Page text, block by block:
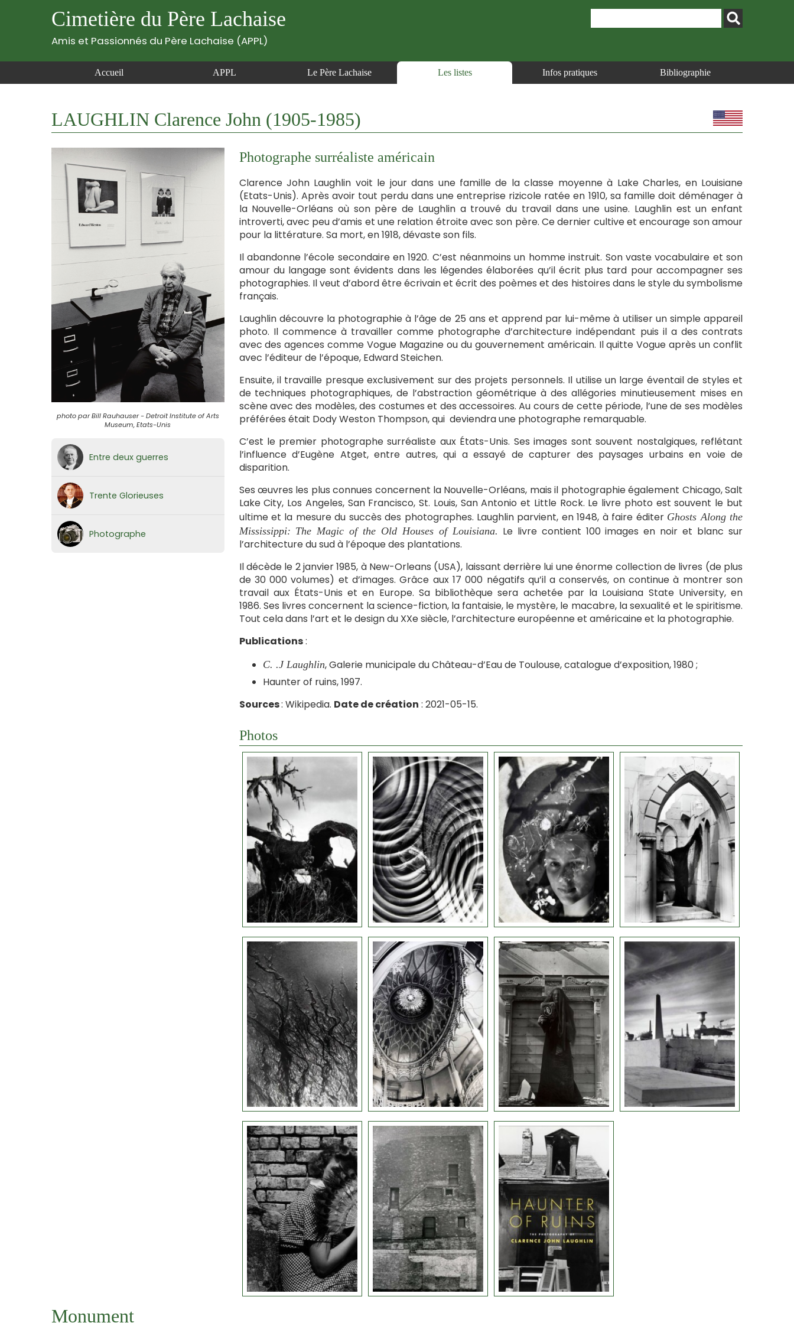
Cimetière du Père Lachaise
Amis et Passionnés du Père Lachaise (APPL)
Accueil APPL Le Père Lachaise Les listes Infos pratiques Bibliographie
LAUGHLIN Clarence John (1905-1985)
photo par Bill Rauhauser - Detroit Institute of Arts
Museum, Etats-Unis
Entre deux guerres
Trente Glorieuses
Photographe
Photographe surréaliste américain
Clarence John Laughlin voit le jour dans une famille de la classe moyenne à Lake Charles, en Louisiane
(Etats-Unis). Après avoir tout perdu dans une entreprise rizicole ratée en 1910, sa famille doit déménager à
la Nouvelle-Orléans où son père de Laughlin a trouvé du travail dans une usine. Laughlin est un enfant
introverti, avec peu d’amis et une relation étroite avec son père. Ce dernier cultive et encourage son amour
pour la littérature. Sa mort, en 1918, dévaste son fils.
Il abandonne l’école secondaire en 1920. C’est néanmoins un homme instruit. Son vaste vocabulaire et son
amour du langage sont évidents dans les légendes élaborées qu’il écrit plus tard pour accompagner ses
photographies. Il veut d’abord être écrivain et écrit des poèmes et des histoires dans le style du symbolisme
français.
Laughlin découvre la photographie à l’âge de 25 ans et apprend par lui-même à utiliser un simple appareil
photo. Il commence à travailler comme photographe d’architecture indépendant puis il a des contrats
avec des agences comme Vogue Magazine ou du gouvernement américain. Il quitte Vogue après un conflit
avec l’éditeur de l’époque, Edward Steichen.
Ensuite, il travaille presque exclusivement sur des projets personnels. Il utilise un large éventail de styles et
de techniques photographiques, de l’abstraction géométrique à des allégories minutieusement mises en
scène avec des modèles, des costumes et des accessoires. Au cours de cette période, l’une de ses modèles
préférées était Dody Weston Thompson, qui deviendra une photographe remarquable.
C’est le premier photographe surréaliste aux États-Unis. Ses images sont souvent nostalgiques, reflétant
l’influence d’Eugène Atget, entre autres, qui a essayé de capturer des paysages urbains en voie de
disparition.
Ses œuvres les plus connues concernent la Nouvelle-Orléans, mais il photographie également Chicago, Salt
Lake City, Los Angeles, San Francisco, St. Louis, San Antonio et Little Rock. Le livre photo est souvent le but
ultime et la mesure du succès des photographes. Laughlin parvient, en 1948, à faire éditer Ghosts Along the
Mississippi: The Magic of the Old Houses of Louisiana. Le livre contient 100 images en noir et blanc sur
l’architecture du sud à l’époque des plantations.
Il décède le 2 janvier 1985, à New-Orleans (USA), laissant derrière lui une énorme collection de livres (de plus
de 30 000 volumes) et d’images. Grâce aux 17 000 négatifs qu’il a conservés, on continue à montrer son
travail aux États-Unis et en Europe. Sa bibliothèque sera achetée par la Louisiana State University, en
1986. Ses livres concernent la science-fiction, la fantaisie, le mystère, le macabre, la sexualité et le spiritisme.
Tout cela dans l’art et le design du XXe siècle, l’architecture européenne et américaine et la photographie.
Publications:
C. .J Laughlin, Galerie municipale du Château-d’Eau de Toulouse, catalogue d’exposition, 1980 ;
Haunter of ruins, 1997.
Sources: Wikipedia. Date de création : 2021-05-15.
Photos
Monument